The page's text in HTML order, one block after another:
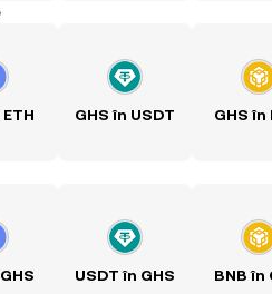
GHS în USDT GHS în
USDT în GHS BNB în